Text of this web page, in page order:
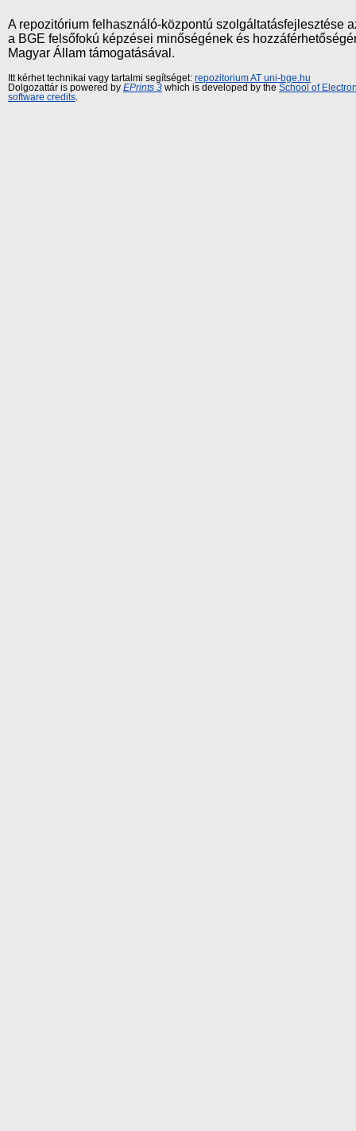
A repozitórium felhasználó-központú szolgáltatásfejlesztése
a BGE felsőfokú képzései minőségének és
Magyar Állam támogatásával.
Itt kérhet technikai vagy tartalmi segítséget: repozitorium AT uni-bge.hu
Dolgozattár is powered by EPrints 3 which is developed by the School of
software credits